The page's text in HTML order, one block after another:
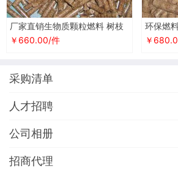
厂家直销生物质颗粒燃料 树枝
生物质燃烧颗粒 生物质颗粒燃
￥660.00/件
环保燃
木屑颗
￥
采购清单
人才招聘
公司相册
招商代理